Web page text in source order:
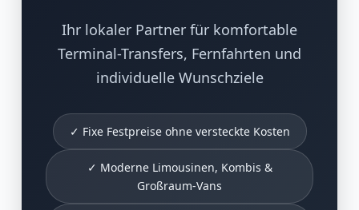
Ihr lokaler Partner für komfortable
Terminal-Transfers, Fernfahrten und
individuelle Wunschziele
✓ Fixe Festpreise ohne versteckte Kosten
✓ Moderne Limousinen, Kombis &
Großraum-Vans